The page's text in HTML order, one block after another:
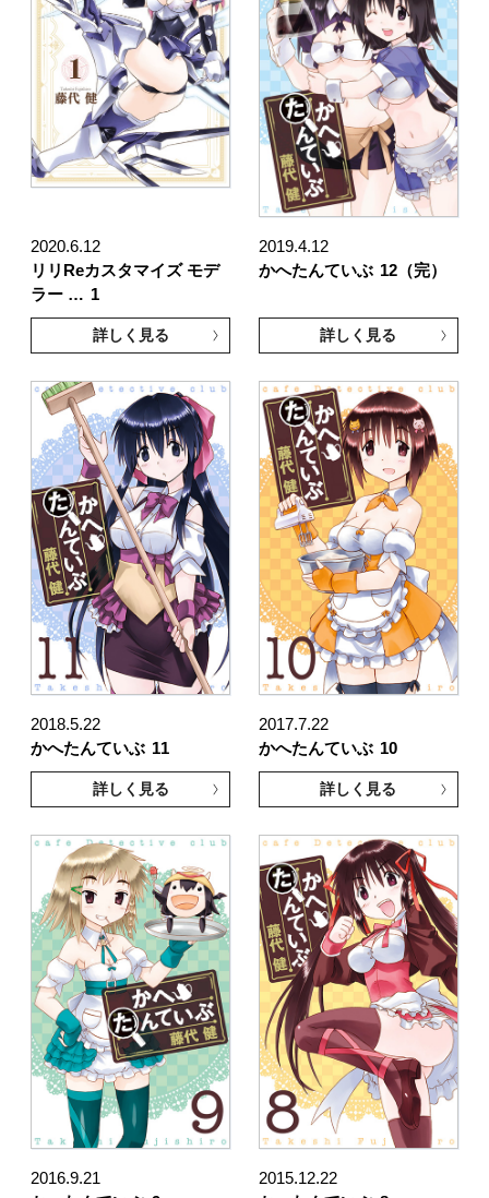
2020.6.12
リリReカスタマイズ モデ
ラー … 1
詳しく見る
2019.4.12
かへたんていぶ 12（完）
詳しく見る
2018.5.22
かへたんていぶ 11
詳しく見る
2017.7.22
かへたんていぶ 10
詳しく見る
2016.9.21
2015.12.22